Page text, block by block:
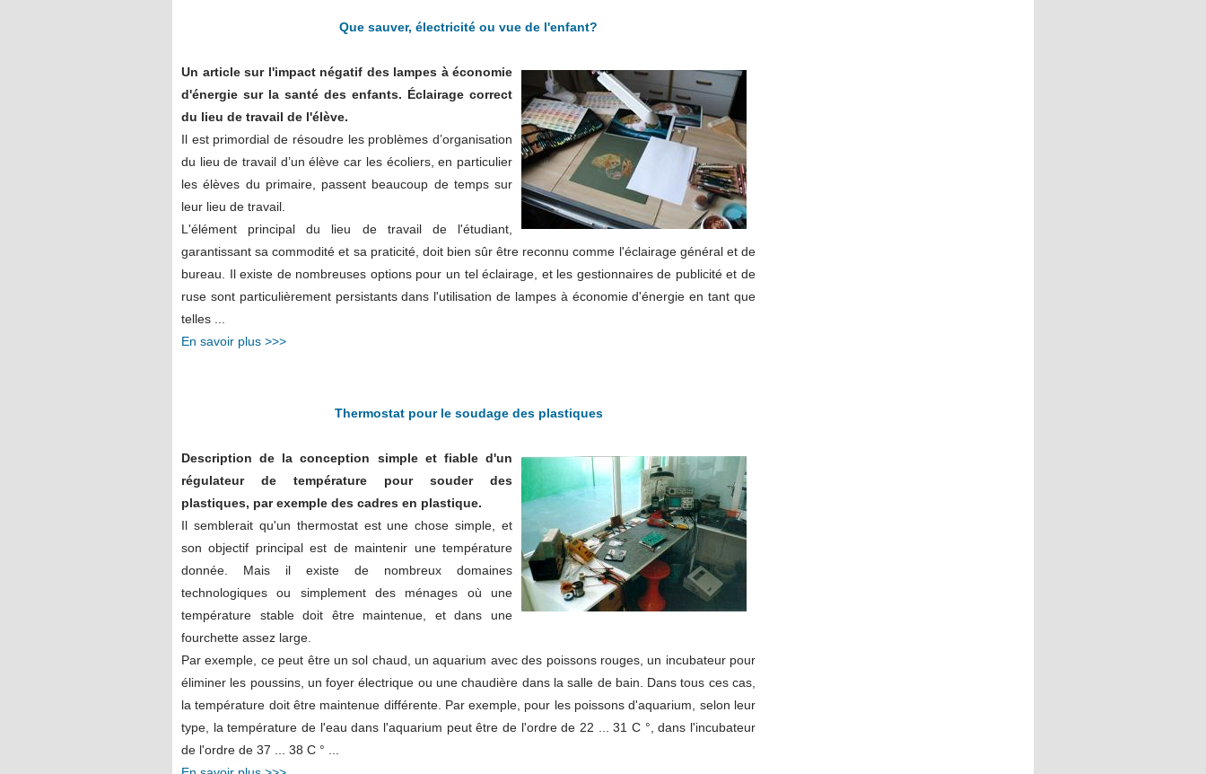
Que sauver, électricité ou vue de l'enfant?
Un article sur l'impact négatif des lampes à économie
d'énergie sur la santé des enfants. Éclairage correct
du lieu de travail de l'élève.
Il est primordial de résoudre les problèmes d’organisation
du lieu de travail d’un élève car les écoliers, en particulier
les élèves du primaire, passent beaucoup de temps sur
leur lieu de travail.
L'élément principal du lieu de travail de l'étudiant,
garantissant sa commodité et sa praticité, doit bien sûr être reconnu comme l'éclairage général et de
bureau. Il existe de nombreuses options pour un tel éclairage, et les gestionnaires de publicité et de
ruse sont particulièrement persistants dans l'utilisation de lampes à économie d'énergie en tant que
telles ...
En savoir plus >>>
Thermostat pour le soudage des plastiques
Description de la conception simple et fiable d'un
régulateur de température pour souder des
plastiques, par exemple des cadres en plastique.
Il semblerait qu'un thermostat est une chose simple, et
son objectif principal est de maintenir une température
donnée. Mais il existe de nombreux domaines
technologiques ou simplement des ménages où une
température stable doit être maintenue, et dans une
fourchette assez large.
Par exemple, ce peut être un sol chaud, un aquarium avec des poissons rouges, un incubateur pour
éliminer les poussins, un foyer électrique ou une chaudière dans la salle de bain. Dans tous ces cas,
la température doit être maintenue différente. Par exemple, pour les poissons d'aquarium, selon leur
type, la température de l'eau dans l'aquarium peut être de l'ordre de 22 ... 31 C °, dans l'incubateur
de l'ordre de 37 ... 38 C ° ...